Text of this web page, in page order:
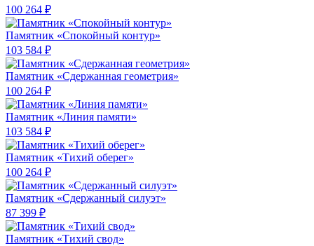
100 264 ₽
Памятник «Спокойный контур»
103 584 ₽
Памятник «Сдержанная геометрия»
100 264 ₽
Памятник «Линия памяти»
103 584 ₽
Памятник «Тихий оберег»
100 264 ₽
Памятник «Сдержанный силуэт»
87 399 ₽
Памятник «Тихий свод»